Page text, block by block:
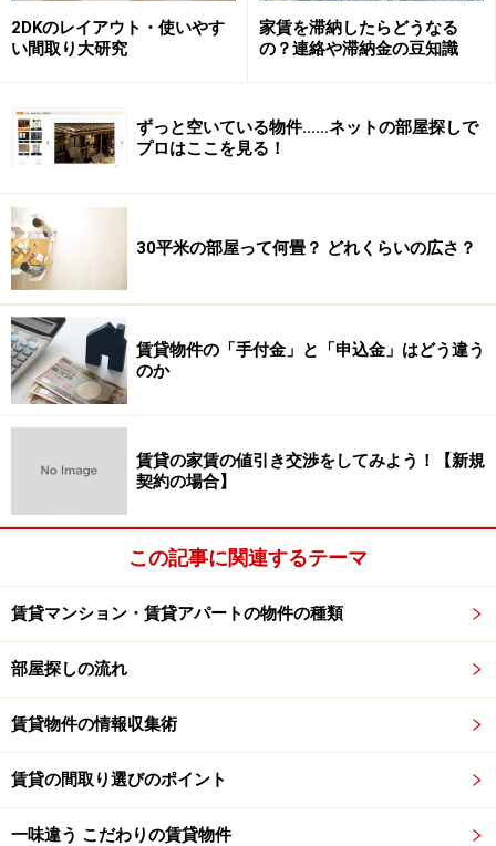
状回復義務とは、入居したときの新品の状態に戻すもの
＞＞＞敷金を多く取り戻すには？
2DKのレイアウト・使いやす
い間取り大研究
家賃を滞納したらどうなる
の？連絡や滞納金の豆知識
ずっと空いている物件……ネットの部屋探しで
プロはここを見る！
30平米の部屋って何畳？ どれくらいの広さ？
賃貸物件の「手付金」と「申込金」はどう違う
のか
賃貸の家賃の値引き交渉をしてみよう！【新規
契約の場合】
この記事に関連するテーマ
賃貸マンション・賃貸アパートの物件の種類
部屋探しの流れ
賃貸物件の情報収集術
賃貸の間取り選びのポイント
一味違う こだわりの賃貸物件